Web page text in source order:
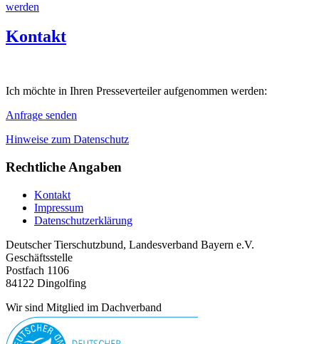
werden
Kontakt
Ich möchte in Ihren Presseverteiler aufgenommen werden:
Anfrage senden
Hinweise zum Datenschutz
Rechtliche Angaben
Kontakt
Impressum
Datenschutzerklärung
Deutscher Tierschutzbund, Landesverband Bayern e.V.
Geschäftsstelle
Postfach 1106
84122 Dingolfing
Wir sind Mitglied im Dachverband